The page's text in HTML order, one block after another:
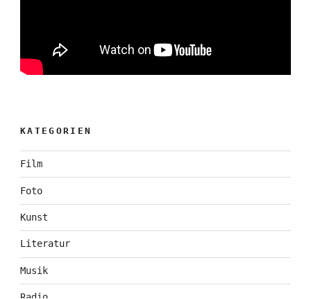
KATEGORIEN
Film
Foto
Kunst
Literatur
Musik